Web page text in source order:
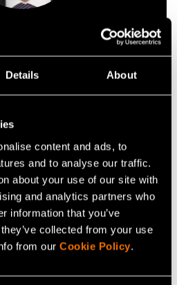
Details About
content and ads, to
and to analyse our traffic.
about your use of our site with
and analytics partners who
information that you’ve
collected from your use
from our Cookie Policy.
Sales Lead,
and photonics
yhteyttä
profiili